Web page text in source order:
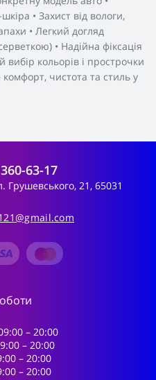
• Захист від вологи,
• Легкий догляд
• Надійна фіксація
вибір кольорів і прострочки
чистота та стиль у
63-17
Грушевського, 21, 65031
– 20:00
– 20:00
– 20:00
– 20:00